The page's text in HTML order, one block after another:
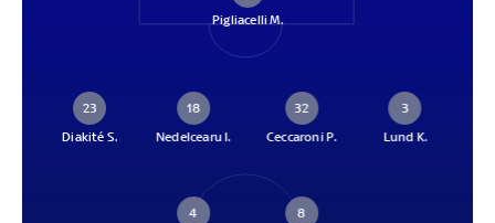
Pigliacelli M.
23
Diakité S.
18
Nedelcearu I.
32
Ceccaroni P.
3
Lund K.
4
8